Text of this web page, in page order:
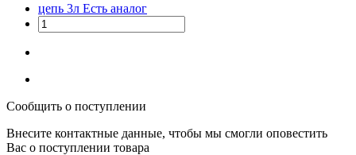
цепь 3л Есть аналог
Сообщить о поступлении
Внесите контактные данные, чтобы мы смогли оповестить
Вас о поступлении товара